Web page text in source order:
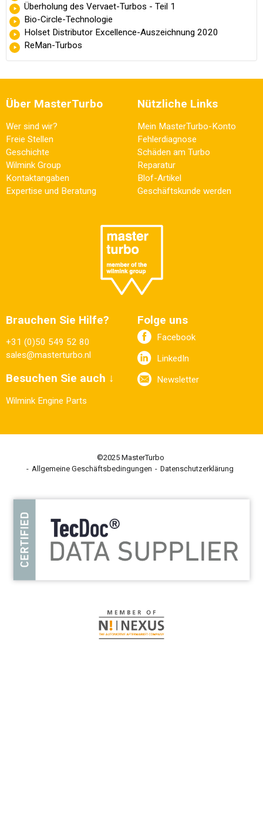
Überholung des Vervaet-Turbos - Teil 1
Bio-Circle-Technologie
Holset Distributor Excellence-Auszeichnung 2020
ReMan-Turbos
Über MasterTurbo
Wer sind wir?
Freie Stellen
Geschichte
Wilmink Group
Kontaktangaben
Expertise und Beratung
Nützliche Links
Mein MasterTurbo-Konto
Fehlerdiagnose
Schäden am Turbo
Reparatur
Blof-Artikel
Geschäftskunde werden
Brauchen Sie Hilfe?
+31 (0)50 549 52 80
sales@masterturbo.nl
Besuchen Sie auch ↓
Wilmink Engine Parts
Folge uns
Facebook
LinkedIn
Newsletter
©2025 MasterTurbo
Allgemeine Geschäftsbedingungen
Datenschutzerklärung